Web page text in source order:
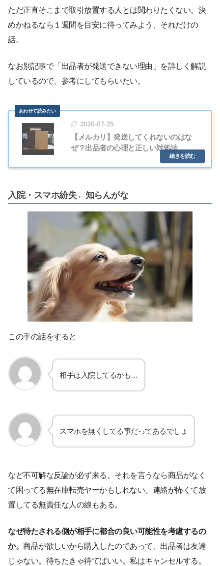
ただ正直そこまで取引放置する人とは関わりたくない。決
めかねるなら１週間を目安に待ってみよう、それだけの
話。
なお別記事で「出品者が発送できない理由」を詳しく解説
しているので、参考にしてもらいたい。
2026-07-25
【メルカリ】発送してくれないのはな
ぜ？出品者の心理と正しい対処法
入院・スマホ紛失←知らんがな
この手の話をすると
相手は入院してるかも…
スマホを無くしてる事だってあるでしょ
など不可解な反論が必ず来る。それを言うなら商品がなく
て困ってる無在庫転売ヤーかもしれない。連絡が怖くて放
置してる無責任な人の線もある。
なぜ待たされる側が相手に都合の良い可能性を考慮するの
か。 商品が欲しいから購入したのであって、出品者は友達
じゃない。待ちたきゃ待てばいい。私はキャンセルする。